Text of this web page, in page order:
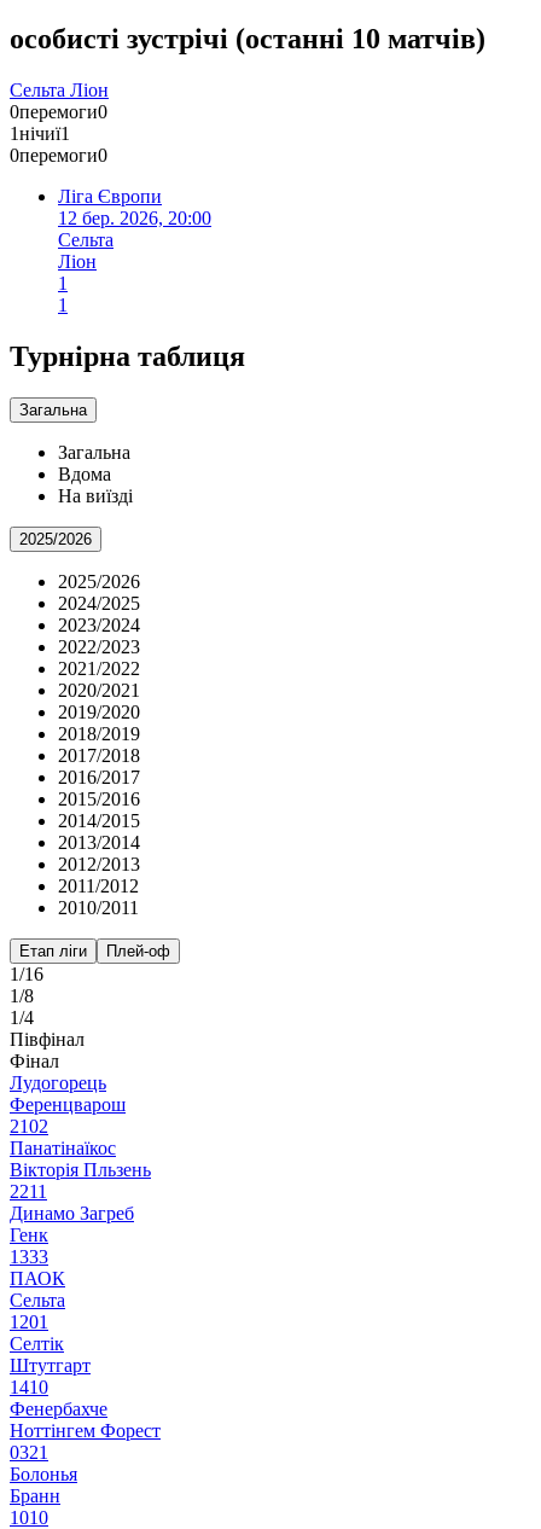
особисті зустрічі (останні 10 матчів)
Сельта Ліон
0перемоги0
1нічиї1
0перемоги0
Ліга Європи
12 бер. 2026, 20:00
Сельта
Ліон
1
1
Турнірна таблиця
Загальна
Загальна
Вдома
На виїзді
2025/2026
2025/2026
2024/2025
2023/2024
2022/2023
2021/2022
2020/2021
2019/2020
2018/2019
2017/2018
2016/2017
2015/2016
2014/2015
2013/2014
2012/2013
2011/2012
2010/2011
Етап ліги Плей-оф
1/16
1/8
1/4
Півфінал
Фінал
Лудогорець
Ференцварош
2102
Панатінаїкос
Вікторія Пльзень
2211
Динамо Загреб
Генк
1333
ПАОК
Сельта
1 201
Селтік
Штутгарт
1410
Фенербахче
Ноттінгем Форест
0321
Болонья
Бранн
1010